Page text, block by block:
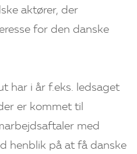
aktører, der
for den danske
har i år f.eks. ledsaget
er kommet til
med
henblik på at få danske